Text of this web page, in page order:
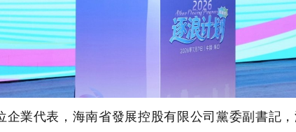
業代表，海南省發展控股有限公司黨委副書記